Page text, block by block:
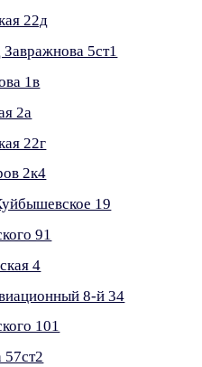
22д
5ст1
1в
2а
22г
2к4
19
91
4
8-й 34
101